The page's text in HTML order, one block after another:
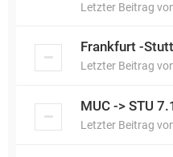
Letzter Beitrag
Frankfurt -
Letzter Beitrag
MUC -> STU
Letzter Beitrag